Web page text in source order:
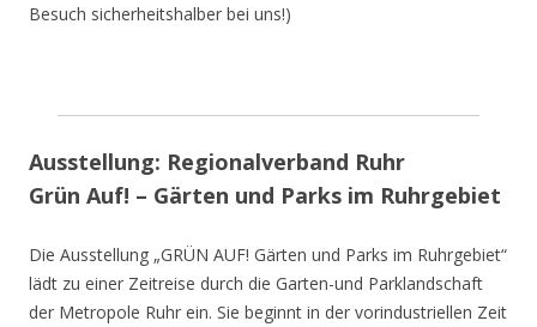
Besuch sicherheitshalber bei uns!)
Ausstellung: Regionalverband Ruhr
Grün Auf! – Gärten und Parks im Ruhrgebiet
Die Ausstellung „GRÜN AUF! Gärten und Parks im Ruhrgebiet“
lädt zu einer Zeitreise durch die Garten-und Parklandschaft
der Metropole Ruhr ein. Sie beginnt in der vorindustriellen Zeit